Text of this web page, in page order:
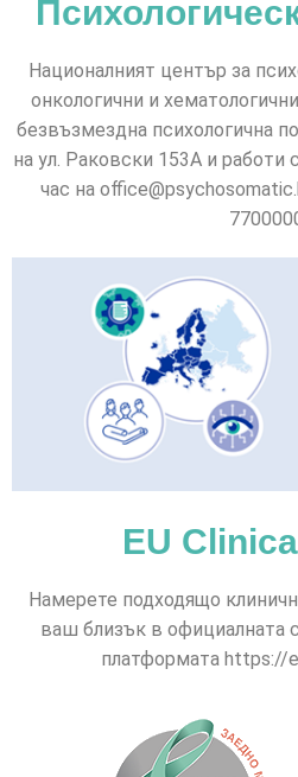
Националният център за
онкологични и
безвъзмездна психологична
на ул. Раковски 153А и работи
час на
EU
Намерете подходящо
ваш близък в официалната
платформата https://